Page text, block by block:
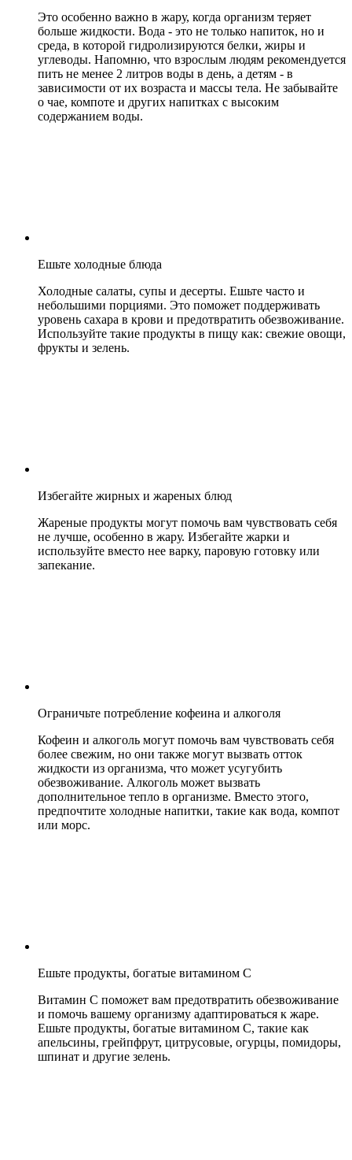
Это особенно важно в жару, когда организм теряет
больше жидкости. Вода - это не только напиток, но и
среда, в которой гидролизируются белки, жиры и
углеводы. Напомню, что взрослым людям рекомендуется
пить не менее 2 литров воды в день, а детям - в
зависимости от их возраста и массы тела. Не забывайте
о чае, компоте и других напитках с высоким
содержанием воды.
Ешьте холодные блюда
Холодные салаты, супы и десерты. Ешьте часто и
небольшими порциями. Это поможет поддерживать
уровень сахара в крови и предотвратить обезвоживание.
Используйте такие продукты в пищу как: свежие овощи,
фрукты и зелень.
Избегайте жирных и жареных блюд
Жареные продукты могут помочь вам чувствовать себя
не лучше, особенно в жару. Избегайте жарки и
используйте вместо нее варку, паровую готовку или
запекание.
Ограничьте потребление кофеина и алкоголя
Кофеин и алкоголь могут помочь вам чувствовать себя
более свежим, но они также могут вызвать отток
жидкости из организма, что может усугубить
обезвоживание. Алкоголь может вызвать
дополнительное тепло в организме. Вместо этого,
предпочтите холодные напитки, такие как вода, компот
или морс.
Ешьте продукты, богатые витамином С
Витамин С поможет вам предотвратить обезвоживание
и помочь вашему организму адаптироваться к жаре.
Ешьте продукты, богатые витамином С, такие как
апельсины, грейпфрут, цитрусовые, огурцы, помидоры,
шпинат и другие зелень.